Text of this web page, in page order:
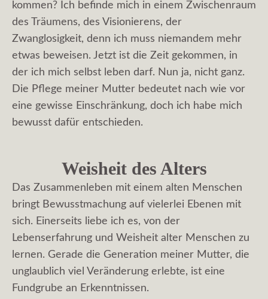
kommen? Ich befinde mich in einem Zwischenraum
des Träumens, des Visionierens, der
Zwanglosigkeit, denn ich muss niemandem mehr
etwas beweisen. Jetzt ist die Zeit gekommen, in
der ich mich selbst leben darf. Nun ja, nicht ganz.
Die Pflege meiner Mutter bedeutet nach wie vor
eine gewisse Einschränkung, doch ich habe mich
bewusst dafür entschieden.
Weisheit des Alters
Das Zusammenleben mit einem alten Menschen
bringt Bewusstmachung auf vielerlei Ebenen mit
sich. Einerseits liebe ich es, von der
Lebenserfahrung und Weisheit alter Menschen zu
lernen. Gerade die Generation meiner Mutter, die
unglaublich viel Veränderung erlebte, ist eine
Fundgrube an Erkenntnissen.